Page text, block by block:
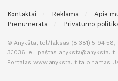
Kontaktai Reklama Apie
Prenumerata
Privatumo
© Anykšta, tel/faksas (8 381) 5 94
33036, el. paštas anyksta@anyksta.lt
Portalas www.anyksta.lt talpinamas